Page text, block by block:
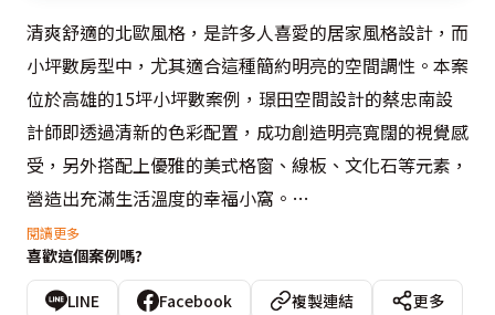
清爽舒適的北歐風格，是許多人喜愛的居家風格設計，而
小坪數房型中，尤其適合這種簡約明亮的空間調性。本案
位於高雄的15坪小坪數案例，璟田空間設計的蔡忠南設
計師即透過清新的色彩配置，成功創造明亮寬闊的視覺感
受，另外搭配上優雅的美式格窗、線板、文化石等元素，
營造出充滿生活溫度的幸福小窩。
以粉嫩的淺藍搭配米白作為主題色調，明亮的色彩搭配開
啟了空間放大的第一步，接著蔡忠南設計師運用木作玻璃
閱讀更多
喜歡這個案例嗎?
LINE Facebook 複製連結
更多